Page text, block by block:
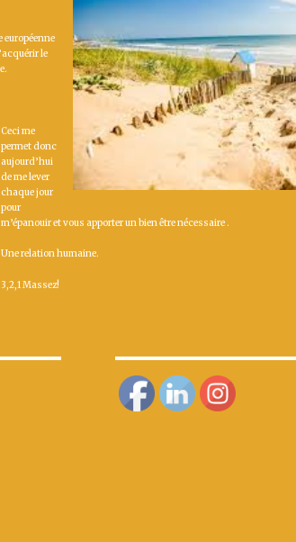
européenne
le
Ceci me
permet donc
aujourd’hui
de me lever
chaque jour
pour
m’épanouir et vous apporter un bien être nécessaire .
Une relation humaine.
3,2,1 Massez!